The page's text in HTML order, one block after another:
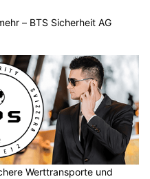
– BTS Sicherheit AG
Werttransporte und